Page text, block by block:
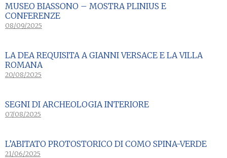
MUSEO BIASSONO – MOSTRA PLINIUS E
CONFERENZE
08/09/2025
LA DEA REQUISITA A GIANNI VERSACE E LA VILLA
ROMANA
20/08/2025
SEGNI DI ARCHEOLOGIA INTERIORE
07/08/2025
L’ABITATO PROTOSTORICO DI COMO SPINA-VERDE
21/06/2025